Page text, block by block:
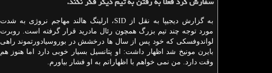
به گزارش دیجیپا به نقل از SID، ارلینگ هالند مهاجم نروژی به شدت
مورد توجه چند تیم بزرگ همچون رئال مادرید قرار گرفته است. روبرت
لواندوفسکی که خود پس از سال ها درخشش در بوروسیادورتموند راهی
بایرن مونیخ شد اظهار داشت: او پتانسیل بسیار خوبی دارد اما هنوز هم
وقت دارد. من نمی خواهم با اظهاراتم به او فشار بیاورم.